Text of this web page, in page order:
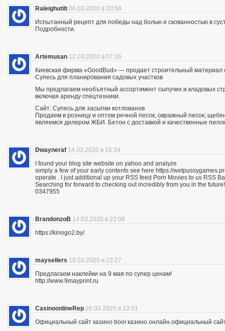
Raleighutilt 06.03.2020 в 20:58
Испытанный рецепт для победы над болью и скованностью в
Подробности.
Artemusan 12.03.2020 в 07:26
Киевская фирма «GoodBud» — продает строительный материал
Супесь для планирования садовых участков
Мы предлагаем необъятный ассортимент сыпучих и кладовых
включая аренду спецтехники.
Сайт: Супесь для засыпки котлованов
Продаем в розницу и оптом речной песок, овражный песок,
являемся дилером ЖБИ. Бетон с доставкой и качественные
Dwayneraf 14.03.2020 в 16:34
I found your blog site website on yahoo and analyze
simply a few of your early contents see here https://
operate . I just additional up your RSS feed Porn Movies to us RSS
Searching for forward to checking out incredibly from you in the future!
0347955
BrandonzoB 14.03.2020 в 22:08
https://kinogo2.by/
maysellers 18.03.2020 в 22:27
Предлагаем наклейки на 9 мая по супер ценам!
http://www.9mayprint.ru
CasinoonlineRep 26.03.2020 в 13:01
Официальный сайт казино booi казино онлайн официальный